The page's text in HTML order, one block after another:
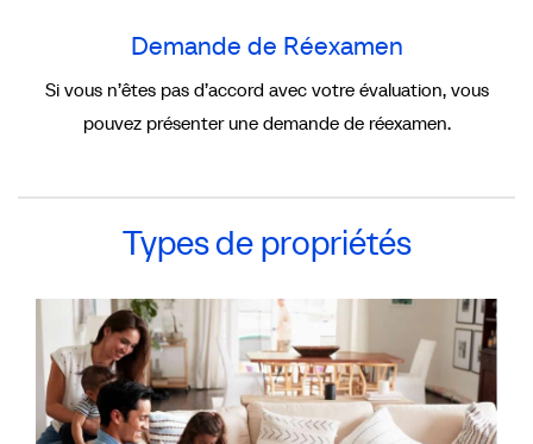
Demande de Réexamen
Si vous n’êtes pas d’accord avec votre évaluation, vous
pouvez présenter une demande de réexamen.
Types de propriétés